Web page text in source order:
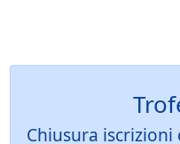
Chiusura iscrizioni